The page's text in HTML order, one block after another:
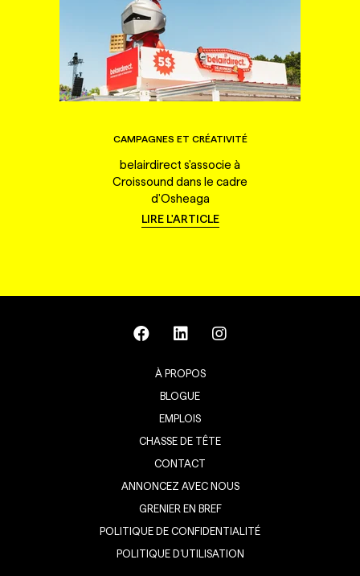
CAMPAGNES ET CRÉATIVITÉ
belairdirect s'associe à
Croissound dans le cadre
d'Osheaga
LIRE L'ARTICLE
À PROPOS
BLOGUE
EMPLOIS
CHASSE DE TÊTE
CONTACT
ANNONCEZ AVEC NOUS
GRENIER EN BREF
POLITIQUE DE CONFIDENTIALITÉ
POLITIQUE D’UTILISATION